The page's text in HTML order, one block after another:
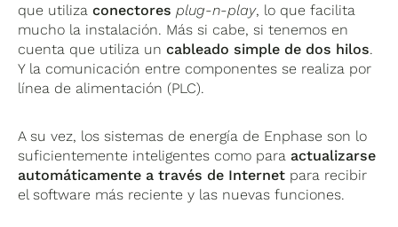
que utilizaconectoresplug-n-play, lo que facilita
mucho la instalación. Más si cabe, si tenemos en
cuenta que utiliza uncableado simple de dos hilos.
Y la comunicación entre componentes se realiza por
línea de alimentación (PLC).
A su vez, los sistemas de energía de Enphase son lo
suficientemente inteligentes como para actualizarse
automáticamente a través de Internet para recibir
el software más reciente y las nuevas funciones.